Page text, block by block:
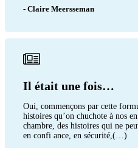
- Claire Meersseman
Il était une fois…
Oui, commençons par cette
histoires qu’on chuchote à nos
chambre, des histoires qui ne
en confi ance, en sécurité,(…)